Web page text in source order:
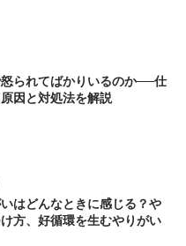
られてばかりいるのか──仕
因と対処法を解説
はどんなときに感じる？や
方、好循環を生むやりがい